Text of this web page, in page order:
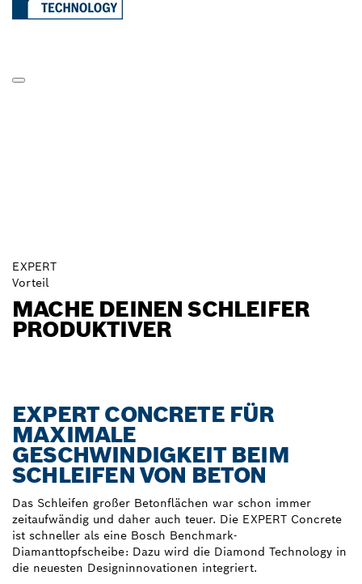
EXPERT
Vorteil
MACHE DEINEN SCHLEIFER
PRODUKTIVER
EXPERT CONCRETE FÜR
MAXIMALE
GESCHWINDIGKEIT BEIM
SCHLEIFEN VON BETON
Das Schleifen großer Betonflächen war schon immer
zeitaufwändig und daher auch teuer. Die EXPERT Concrete
ist schneller als eine Bosch Benchmark-
Diamanttopfscheibe: Dazu wird die Diamond Technology in
die neuesten Designinnovationen integriert.